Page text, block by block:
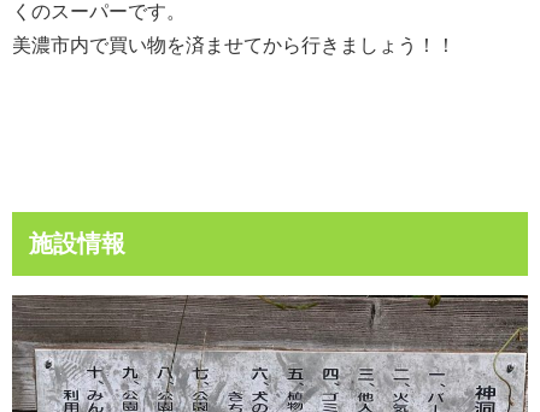
くのスーパーです。
美濃市内で買い物を済ませてから行きましょう！！
施設情報